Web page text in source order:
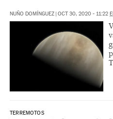
NUÑO DOMÍNGUEZ | OCT 30, 2020 - 11:22
TERREMOTOS